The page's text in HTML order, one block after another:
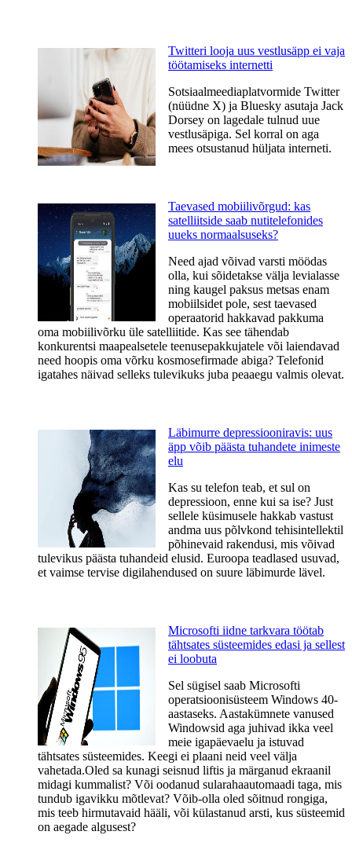
Twitteri looja uus vestlusäpp ei vaja
töötamiseks internetti
Sotsiaalmeediaplatvormide Twitter
(nüüdne X) ja Bluesky asutaja Jack
Dorsey on lagedale tulnud uue
vestlusäpiga. Sel korral on aga
mees otsustanud hüljata interneti.
Taevased mobiilivõrgud: kas
satelliitside saab nutitelefonides
uueks normaalsuseks?
Need ajad võivad varsti möödas
olla, kui sõidetakse välja levialasse
ning kaugel paksus metsas enam
mobiilsidet pole, sest taevased
operaatorid hakkavad pakkuma
oma mobiilivõrku üle satelliitide. Kas see tähendab
konkurentsi maapealsetele teenusepakkujatele või laiendavad
need hoopis oma võrku kosmosefirmade abiga? Telefonid
igatahes näivad selleks tulevikuks juba peaaegu valmis olevat.
Läbimurre depressiooniravis: uus
äpp võib päästa tuhandete inimeste
elu
Kas su telefon teab, et sul on
depressioon, enne kui sa ise? Just
sellele küsimusele hakkab vastust
andma uus põlvkond tehisintellektil
põhinevaid rakendusi, mis võivad
tulevikus päästa tuhandeid elusid. Euroopa teadlased usuvad,
et vaimse tervise digilahendused on suure läbimurde lävel.
Microsofti iidne tarkvara töötab
tähtsates süsteemides edasi ja sellest
ei loobuta
Sel sügisel saab Microsofti
operatsioonisüsteem Windows 40-
aastaseks. Aastakümnete vanused
Windowsid aga juhivad ikka veel
meie igapäevaelu ja istuvad
tähtsates süsteemides. Keegi ei plaani neid veel välja
vahetada.Oled sa kunagi seisnud liftis ja märganud ekraanil
midagi kummalist? Või oodanud sularahaautomaadi taga, mis
tundub igavikku mõtlevat? Võib-olla oled sõitnud rongiga,
mis teeb hirmutavaid hääli, või külastanud arsti, kus süsteemid
on aegade algusest?